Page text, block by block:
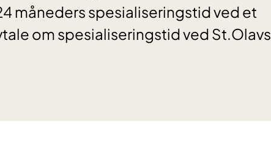
måneders spesialiseringstid ved et
om spesialiseringstid ved St.Olavs